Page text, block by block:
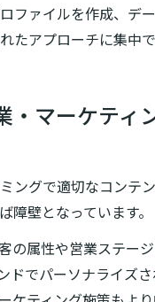
ファイルを作成、デ
たアプローチに集中
マーケティ
グで適切なコンテ
壁となっています。
の属性や営業ステー
ドでパーソナライズ